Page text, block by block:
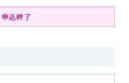
申込終了